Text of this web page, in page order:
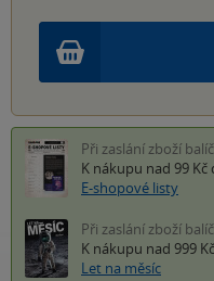
Při zaslání zboží
K nákupu nad 99 Kč
E-shopové listy
Při zaslání zboží
K nákupu nad 999 Kč
Let na měsíc